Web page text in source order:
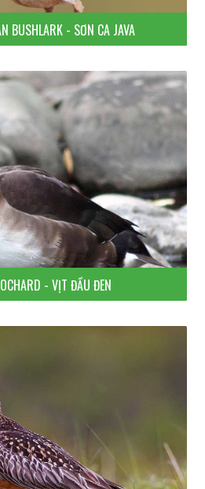
BUSHLARK - SƠN CA JAVA
- VỊT ĐẦU ĐEN